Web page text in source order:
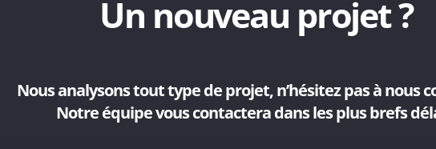
Un nouveau projet ?
Nous analysons tout type de projet, n’hésitez pas à nous
Notre équipe vous contactera dans les plus brefs